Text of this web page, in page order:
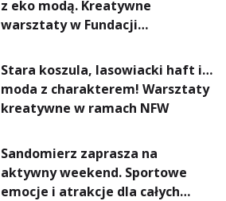
z eko modą. Kreatywne
warsztaty w Fundacji
Stara koszula, lasowiacki haft i…
moda z charakterem! Warsztaty
kreatywne w ramach NFW
Sandomierz zaprasza na
aktywny weekend. Sportowe
emocje i atrakcje dla całych